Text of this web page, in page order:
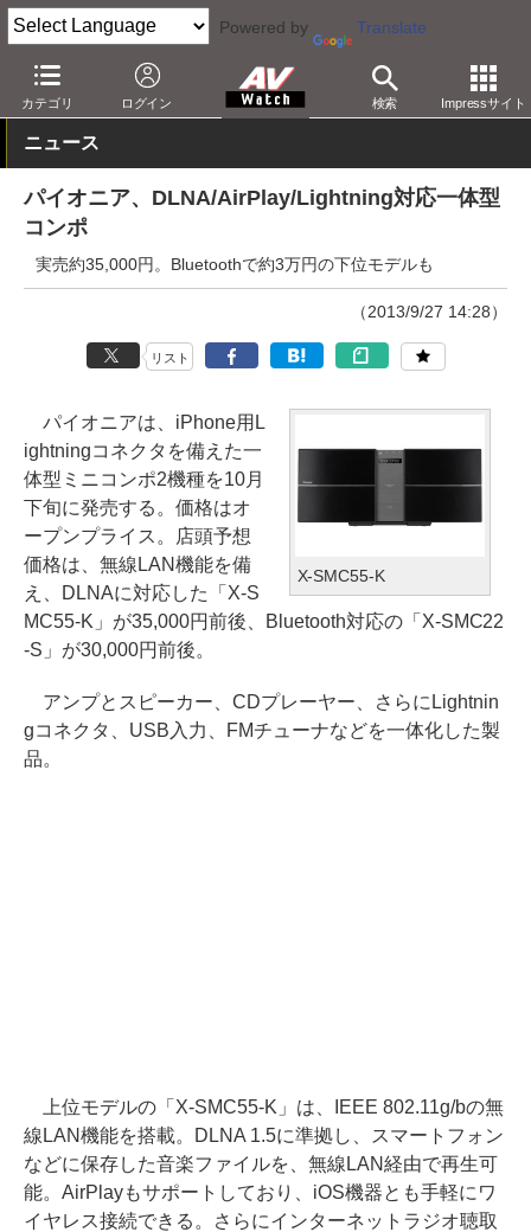
Powered by Translate
カテゴリ ログイン 検索 Impressサイト
AV Watch 製品 ミニコンポ
ニュース
パイオニア、DLNA/AirPlay/Lightning対応一体型
コンポ
実売約35,000円。Bluetoothで約3万円の下位モデルも
（2013/9/27 14:28）
リスト
X-SMC55-K
パイオニアは、iPhone用L
ightningコネクタを備えた一
体型ミニコンポ2機種を10月
下旬に発売する。価格はオ
ープンプライス。店頭予想
価格は、無線LAN機能を備
え、DLNAに対応した「X-S
MC55-K」が35,000円前後、Bluetooth対応の「X-SMC22
-S」が30,000円前後。
アンプとスピーカー、CDプレーヤー、さらにLightnin
gコネクタ、USB入力、FMチューナなどを一体化した製
品。
上位モデルの「X-SMC55-K」は、IEEE 802.11g/bの無
線LAN機能を搭載。DLNA 1.5に準拠し、スマートフォン
などに保存した音楽ファイルを、無線LAN経由で再生可
能。AirPlayもサポートしており、iOS機器とも手軽にワ
イヤレス接続できる。さらにインターネットラジオ聴取